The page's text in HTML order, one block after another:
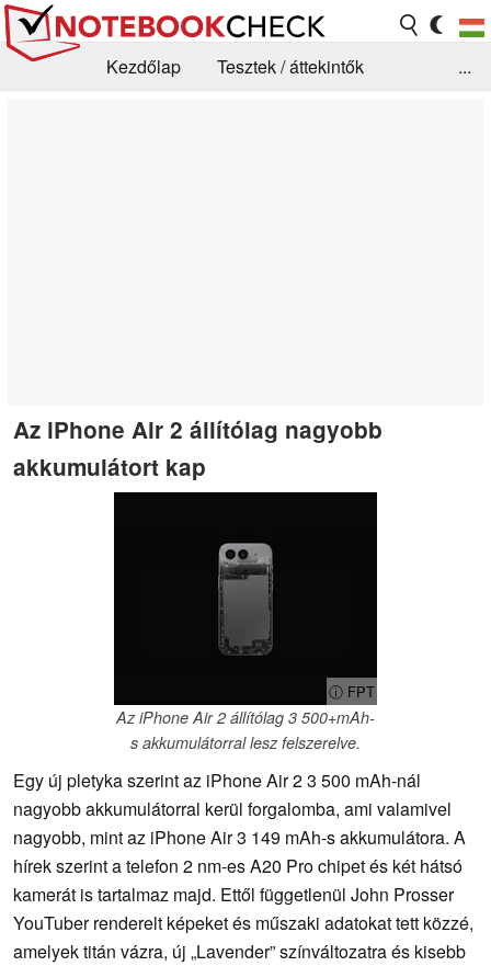
Kezdőlap
Tesztek / áttekintők
...
Az iPhone Air 2 állítólag nagyobb
akkumulátort kap
ⓘ FPT
Az iPhone Air 2 állítólag 3 500+mAh-
s akkumulátorral lesz felszerelve.
Egy új pletyka szerint az iPhone Air 2 3 500 mAh-nál
nagyobb akkumulátorral kerül forgalomba, ami valamivel
nagyobb, mint az iPhone Air 3 149 mAh-s akkumulátora. A
hírek szerint a telefon 2 nm-es A20 Pro chipet és két hátsó
kamerát is tartalmaz majd. Ettől függetlenül John Prosser
YouTuber renderelt képeket és műszaki adatokat tett közzé,
amelyek titán vázra, új „Lavender” színváltozatra és kisebb